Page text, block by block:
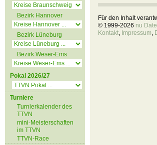
Bezirk Hannover
Bezirk Lüneburg
Bezirk Weser-Ems
Pokal 2026/27
Turniere
Turnierkalender des
TTVN
mini-Meisterschaften
im TTVN
TTVN-Race
Für den Inhalt
© 1999-2026 nu
Kontakt, Impressum,